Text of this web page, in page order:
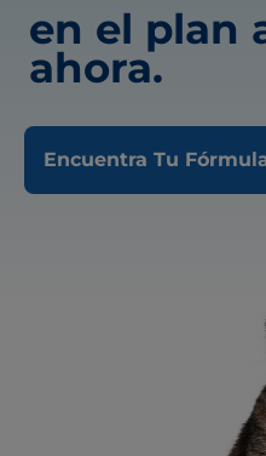
en el plan
ahora.
Encuentra Tu